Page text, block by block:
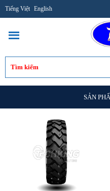
Tiếng Việt English
SẢN